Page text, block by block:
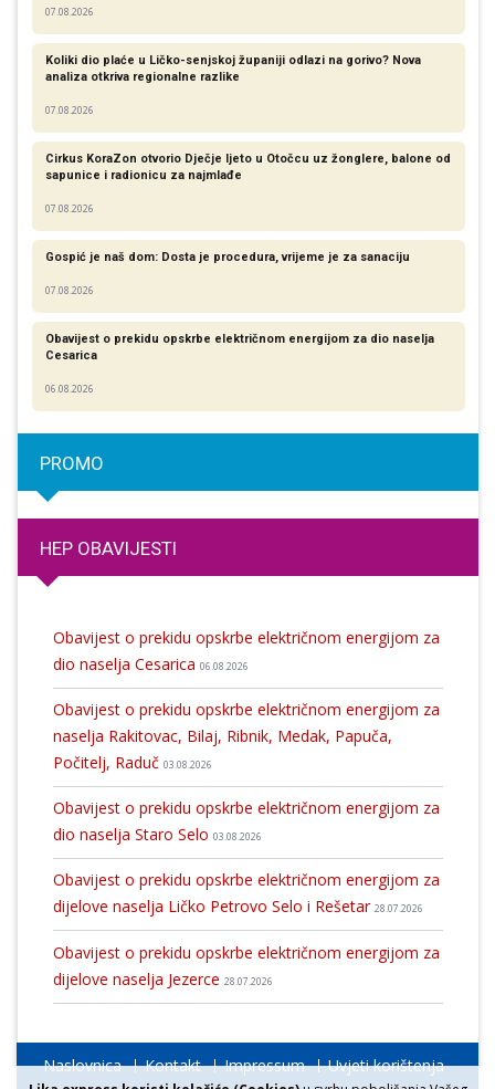
07.08.2026
Koliki dio plaće u Ličko-senjskoj županiji odlazi na gorivo? Nova
analiza otkriva regionalne razlike​
07.08.2026
Cirkus KoraZon otvorio Dječje ljeto u Otočcu uz žonglere, balone od
sapunice i radionicu za najmlađe
07.08.2026
Gospić je naš dom: Dosta je procedura, vrijeme je za sanaciju
07.08.2026
Obavijest o prekidu opskrbe električnom energijom za dio naselja
Cesarica
06.08.2026
PROMO
HEP OBAVIJESTI
Obavijest o prekidu opskrbe električnom energijom za
dio naselja Cesarica 06.08.2026
Obavijest o prekidu opskrbe električnom energijom za
naselja Rakitovac, Bilaj, Ribnik, Medak, Papuča,
Počitelj, Raduč 03.08.2026
Obavijest o prekidu opskrbe električnom energijom za
dio naselja Staro Selo 03.08.2026
Obavijest o prekidu opskrbe električnom energijom za
dijelove naselja Ličko Petrovo Selo i Rešetar 28.07.2026
Obavijest o prekidu opskrbe električnom energijom za
dijelove naselja Jezerce 28.07.2026
Naslovnica Kontakt Impressum Uvjeti korištenja